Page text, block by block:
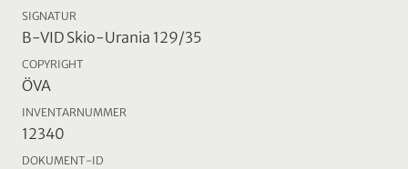
SIGNATUR
B-VID Skio-Urania 129/35
COPYRIGHT
ÖVA
INVENTARNUMMER
12340
DOKUMENT-ID